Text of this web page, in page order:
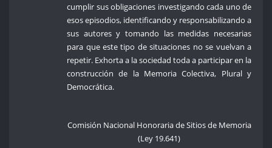
cumplir sus obligaciones investigando cada uno de
esos episodios, identificando y responsabilizando a
sus autores y tomando las medidas necesarias
para que este tipo de situaciones no se vuelvan a
repetir. Exhorta a la sociedad toda a participar en la
construcción de la Memoria Colectiva, Plural y
Democrática.
Comisión Nacional Honoraria de Sitios de Memoria
(Ley 19.641)